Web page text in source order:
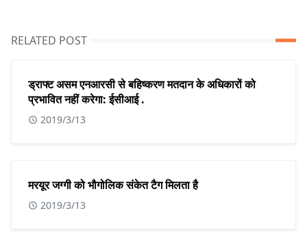
RELATED POST
ड्राफ्ट असम एनआरसी से बहिष्करण मतदान के अधिकारों को
प्रभावित नहीं करेगा: ईसीआई .
2019/3/13
मरयूर जग्गी को भौगोलिक संकेत टैग मिलता है
2019/3/13